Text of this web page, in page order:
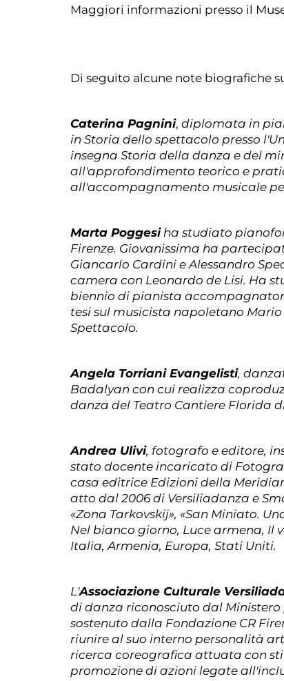
Maggiori informazioni presso il
Di seguito alcune note biografiche
Caterina Pagnini, diplomata in
in Storia dello spettacolo presso
insegna Storia della danza e del
all'approfondimento teorico e
all'accompagnamento musicale
Marta Poggesiha studiato
Firenze. Giovanissima ha
Giancarlo Cardini e Alessandro
camera con Leonardo de Lisi. Ha
biennio di pianista
tesi sul musicista napoletano
Spettacolo.
Angela Torriani Evangelisti,
Badalyan con cui realizza
danza del Teatro Cantiere Florida
Andrea Ulivi, fotografo e editore,
stato docente incaricato di
casa editrice Edizioni della
atto dal 2006 di Versiliadanza e
«Zona Tarkovskij», «San Miniato.
Nel bianco giorno, Luce armena, Il
Italia, Armenia, Europa, Stati Uniti.
L'Associazione Culturale
di danza riconosciuto dal Ministero
sostenuto dalla Fondazione CR
riunire al suo interno personalità
ricerca coreografica attuata con
promozione di azioni legate